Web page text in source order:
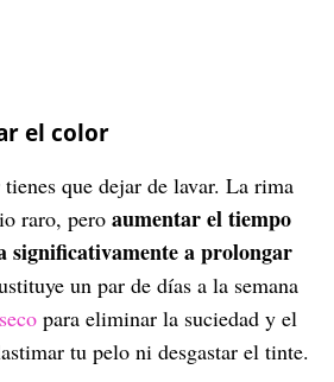
el color
que dejar de lavar. La rima
raro, pero aumentar el tiempo
significativamente a prolongar
un par de días a la semana
para eliminar la suciedad y el
tu pelo ni desgastar el tinte.